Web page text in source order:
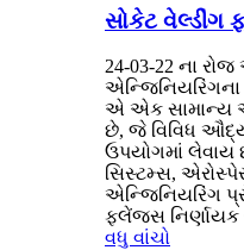
સોકેટ વેલ્ડીંગ
24-03-22 ના રોજ
એન્જિનિયરિંગના
એ એક સામાન્ય
છે, જે વિવિધ
ઉપયોગમાં લેવાય
સિસ્ટમ્સ,
એન્જિનિયરિંગ
ફ્લેંજ્સ નિર્ણાયક
વધુ વાંચો